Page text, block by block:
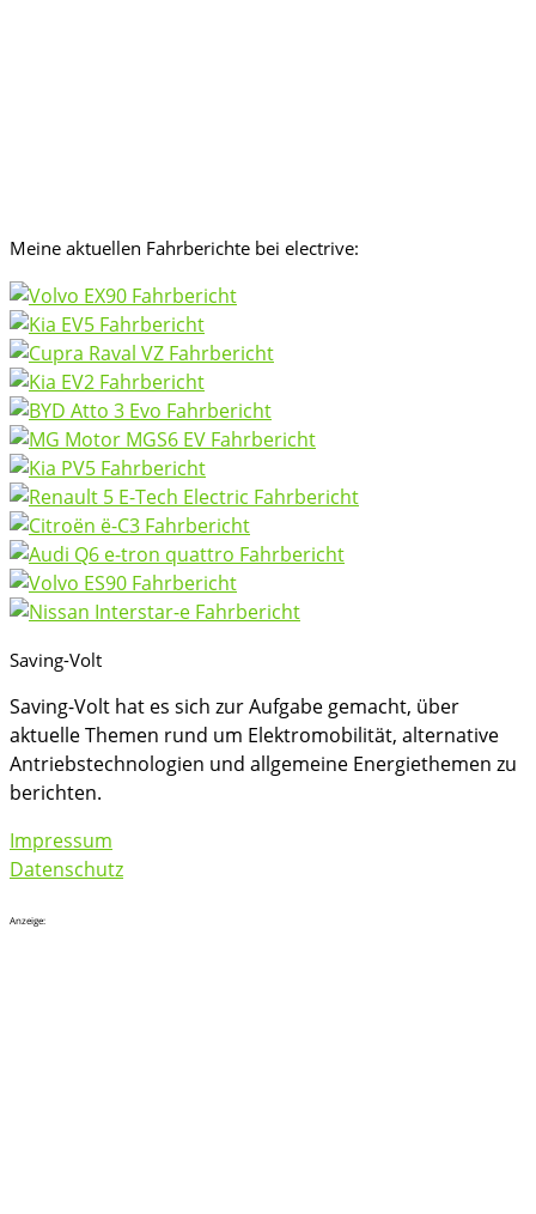
Meine aktuellen Fahrberichte bei electrive:
Saving-Volt
Saving-Volt hat es sich zur Aufgabe gemacht, über
aktuelle Themen rund um Elektromobilität, alternative
Antriebstechnologien und allgemeine Energiethemen zu
berichten.
Impressum
Datenschutz
Anzeige: